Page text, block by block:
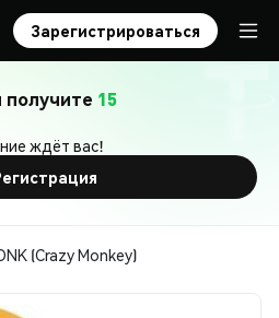
Зарегистрироваться
получите 15
ждёт вас!
(Crazy Monkey)